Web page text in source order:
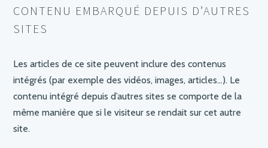
CONTENU EMBARQUÉ DEPUIS D’AUTRES
SITES
Les articles de ce site peuvent inclure des contenus
intégrés (par exemple des vidéos, images, articles…). Le
contenu intégré depuis d’autres sites se comporte de la
même manière que si le visiteur se rendait sur cet autre
site.